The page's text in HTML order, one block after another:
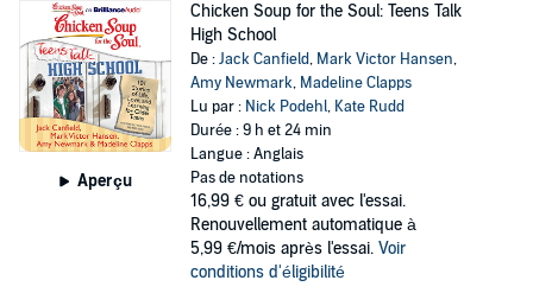
Aperçu
Chicken Soup for the Soul: Teens Talk
High School
De :Jack Canfield, Mark Victor Hansen,
Amy Newmark, Madeline Clapps
Lu par : Nick Podehl, Kate Rudd
Durée : 9 h et 24 min
Langue : Anglais
Pas de notations
16,99 € ou gratuit avec l'essai.
Renouvellement automatique à
5,99 €/mois après l'essai. Voir
conditions d'éligibilité